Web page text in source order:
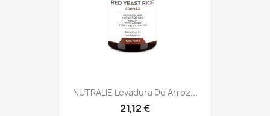
NUTRALIE Levadura De Arroz...
21,12 €